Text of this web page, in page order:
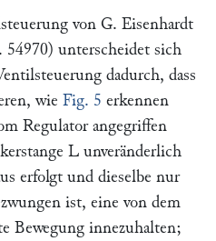
von G. Eisenhardt
unterscheidet sich
dadurch, dass
wie Fig. 5 erkennen
Regulator angegriffen
L unveränderlich
erfolgt und dieselbe nur
ist, eine von dem
Bewegung innezuhalten;